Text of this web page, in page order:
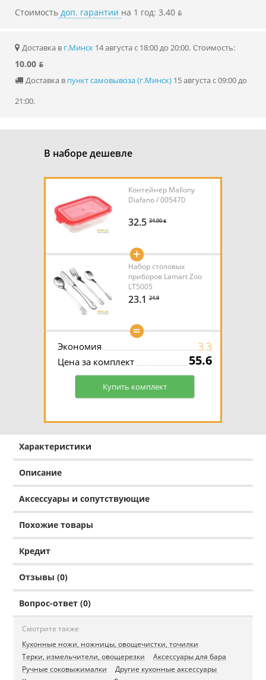
Стоимость доп. гарантии на 1 год: 3.40 ƃ
Доставка в г.Минск 14 августа с 18:00 до 20:00. Стоимость:
10.00 ƃ
Доставка в пункт самовывоза (г.Минск) 15 августа с 09:00 до
21:00.
В наборе дешевле
Контейнер Mallony
Diafano / 005470
32.5 34.00 ƃ
+
Набор столовых
приборов Lamart Zoo
LT5005
23.1 24.9
=
Экономия 3.3
Цена за комплект 55.6
Купить комплект
Характеристики
Описание
Аксессуары и сопутствующие
Похожие товары
Кредит
Отзывы (0)
Вопрос-ответ (0)
Смотрите также
Кухонные ножи, ножницы, овощечистки, точилки
Терки, измельчители, овощерезки
Аксессуары для бара
Ручные соковыжималки
Другие кухонные аксессуары